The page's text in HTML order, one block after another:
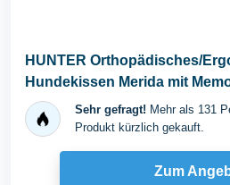
HUNTER Orthopädisches/
Hundekissen Merida mit
eine gelenk- und...
Sehr gefragt! Mehr als 131
Produkt kürzlich gekauft.
Zum